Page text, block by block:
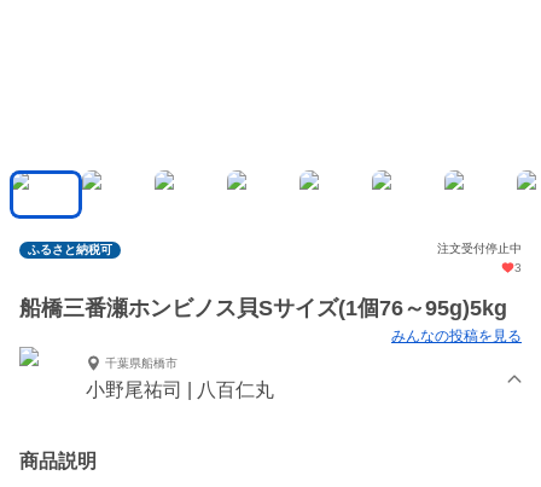
ふるさと納税可
注文受付停止中
3
船橋三番瀬ホンビノス貝Sサイズ(1個76～95g)5kg
みんなの投稿を見る
千葉県船橋市
小野尾祐司 | 八百仁丸
商品説明